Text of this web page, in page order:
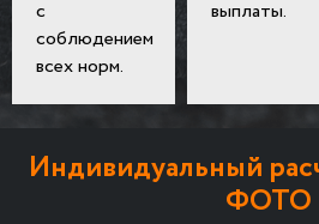
с
соблюдением
всех норм.
выплаты.
Индивидуальный
ФОТО